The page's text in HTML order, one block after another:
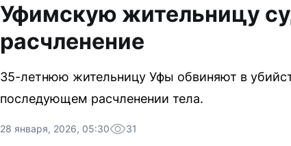
Уфимскую жительницу
расчленение
35-летнюю жительницу Уфы обвиняют в
последующем расчленении тела.
28 января, 2026, 05:30 31